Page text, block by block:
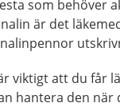
som behöver
är det
viktigt att du får
hantera den när